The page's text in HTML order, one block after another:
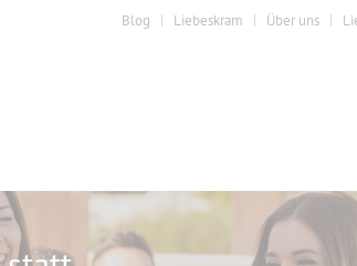
Blog Liebeskram Über uns